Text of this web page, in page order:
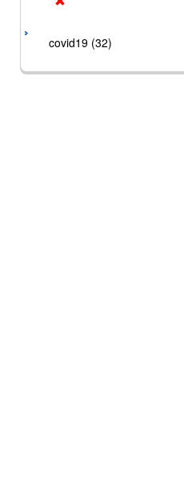
covid19 (32)